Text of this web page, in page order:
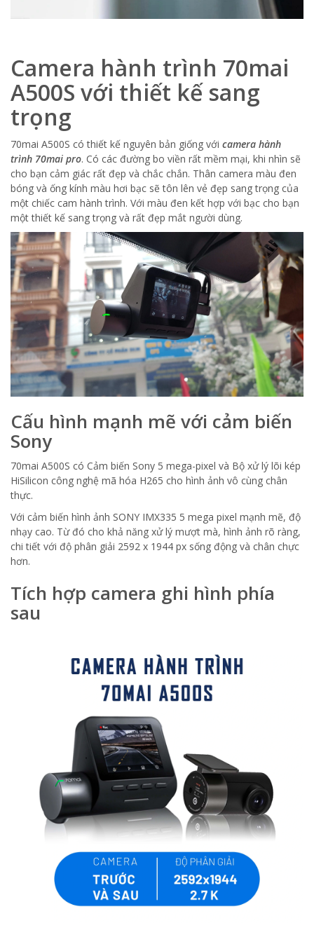
Camera hành trình 70mai
A500S với thiết kế sang
trọng
70mai A500S có thiết kế nguyên bản giống với camera hành
trình 70mai pro. Có các đường bo viền rất mềm mại, khi nhìn sẽ
cho bạn cảm giác rất đẹp và chắc chắn. Thân camera màu đen
bóng và ống kính màu hơi bạc sẽ tôn lên vẻ đẹp sang trọng của
một chiếc cam hành trình. Với màu đen kết hợp với bạc cho bạn
một thiết kế sang trọng và rất đẹp mắt người dùng.
Cấu hình mạnh mẽ với cảm biến
Sony
70mai A500S có Cảm biến Sony 5 mega-pixel và Bộ xử lý lõi kép
HiSilicon công nghệ mã hóa H265 cho hình ảnh vô cùng chân
thực.
Với cảm biến hình ảnh SONY IMX335 5 mega pixel mạnh mẽ, độ
nhạy cao. Từ đó cho khả năng xử lý mượt mà, hình ảnh rõ ràng,
chi tiết với độ phân giải 2592 x 1944 px sống động và chân chực
hơn.
Tích hợp camera ghi hình phía
sau